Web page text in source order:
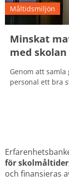
Måltidsmiljön
Minskat
med skolan
Genom att
personal ett bra
för skolmåltider
och finansieras